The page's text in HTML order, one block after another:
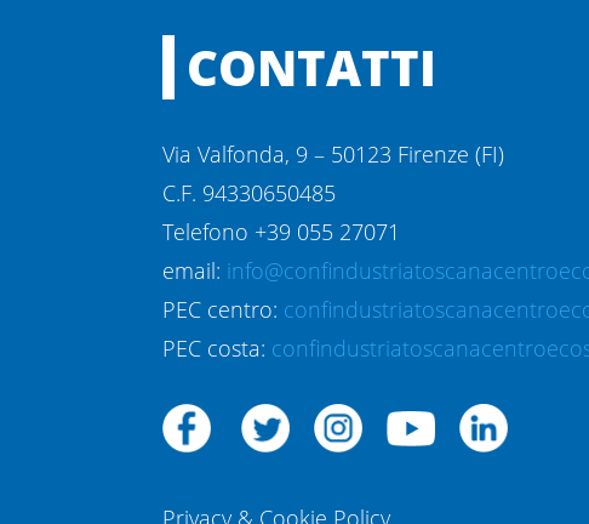
CONTATTI
Via Valfonda, 9 – 50123 Firenze (FI)
C.F. 94330650485
Telefono +39 055 27071
email:
PEC centro:
PEC costa: